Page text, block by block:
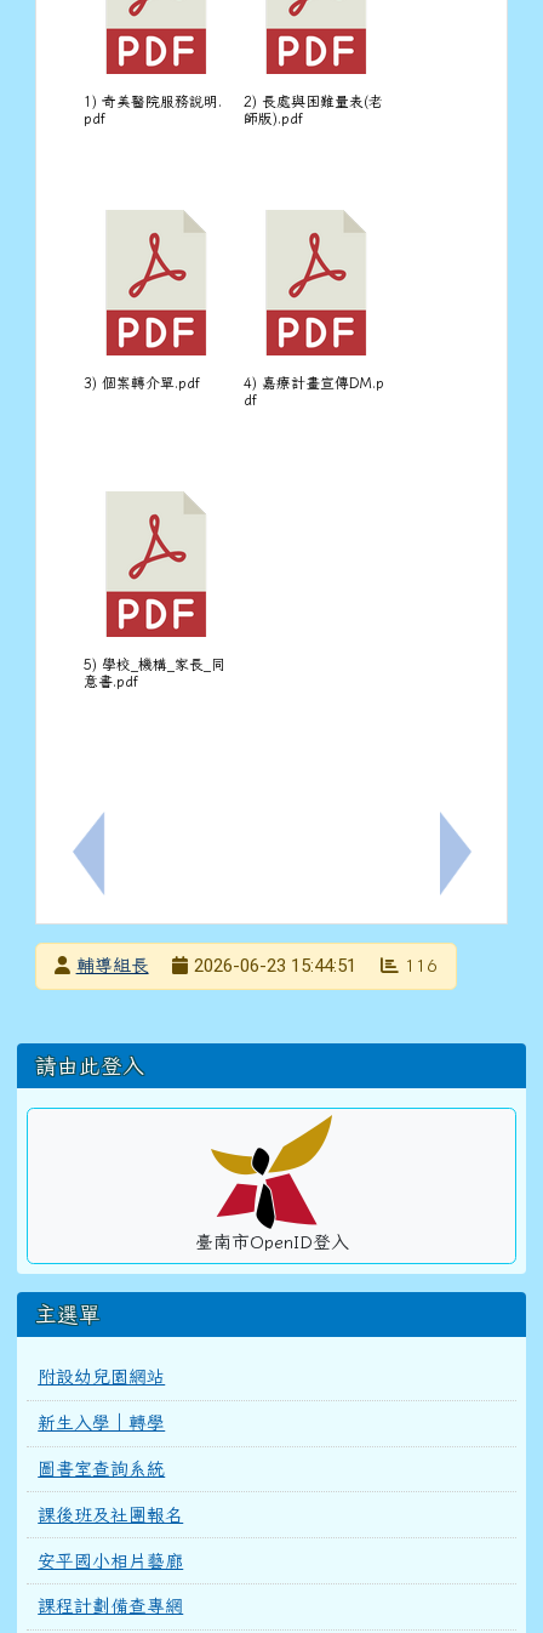
上一筆：轉知本市114學年度中輟生預防追蹤與復學輔
1) 奇美醫院服務說明.
pdf
2) 長處與困難量表(老
師版).pdf
3) 個案轉介單.pdf
4) 嘉療計畫宣傳DM.p
df
5) 學校_機構_家長_同
意書.pdf
下一筆：
發布者輔導組長
2026-06-23 15:44:51 116
左邊區域內容
請由此登入
臺南市OpenID登入
主選單
附設幼兒園網站
新生入學｜轉學
圖書室查詢系統
課後班及社團報名
安平國小相片藝廊
課程計劃備查專網